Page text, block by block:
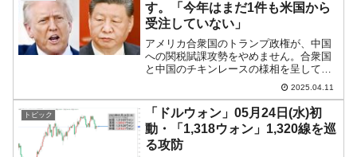
す。「今年はまだ1件も米国から
受注していない」
アメリカ合衆国のトランプ政権が、中国
への関税賦課攻勢をやめません。合衆国
と中国のチキンレースの様相を呈してお
り、中国の輸出業から断末魔の悲鳴が上
がっています。実際の船便の物流にも急
きょストップがかかりました。中国語メ
ディア『財新網』の報道に...
2025.04.11
トピック
「ドルウォン」05月24日(水)初
動・「1,318ウォン」1,320線を巡
る攻防